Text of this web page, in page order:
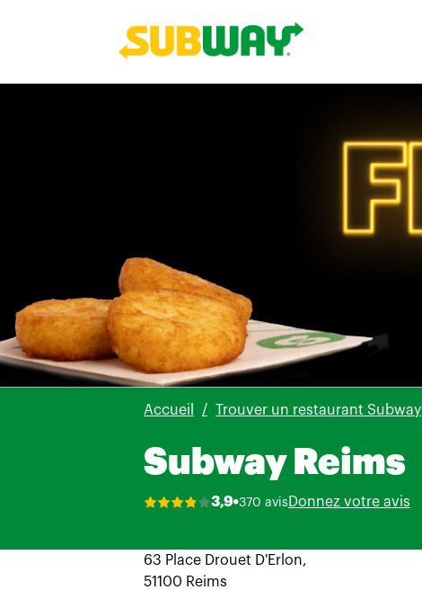
Accueil Trouver un restaurant Subway
Subway Reims
3,9 370 avis Donnez votre avis
63 Place Drouet D'Erlon,
51100 Reims